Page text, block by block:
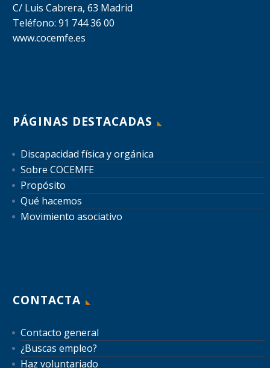
C/ Luis Cabrera, 63 Madrid
Teléfono: 91 744 36 00
www.cocemfe.es
PÁGINAS DESTACADAS
Discapacidad física y orgánica
Sobre COCEMFE
Propósito
Qué hacemos
Movimiento asociativo
CONTACTA
Contacto general
¿Buscas empleo?
Haz voluntariado